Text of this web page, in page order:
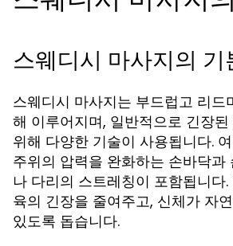
스웨디시 마사지의 기
스웨디시 마사지는 부드럽고 리드
해 이루어지며, 일반적으로 긴장
위해 다양한 기술이 사용됩니다.
주위의 압력을 완화하는 손바닥과
나 다리의 스트레칭이 포함됩니다
육의 긴장을 줄여주고, 신체가 자
있도록 돕습니다.